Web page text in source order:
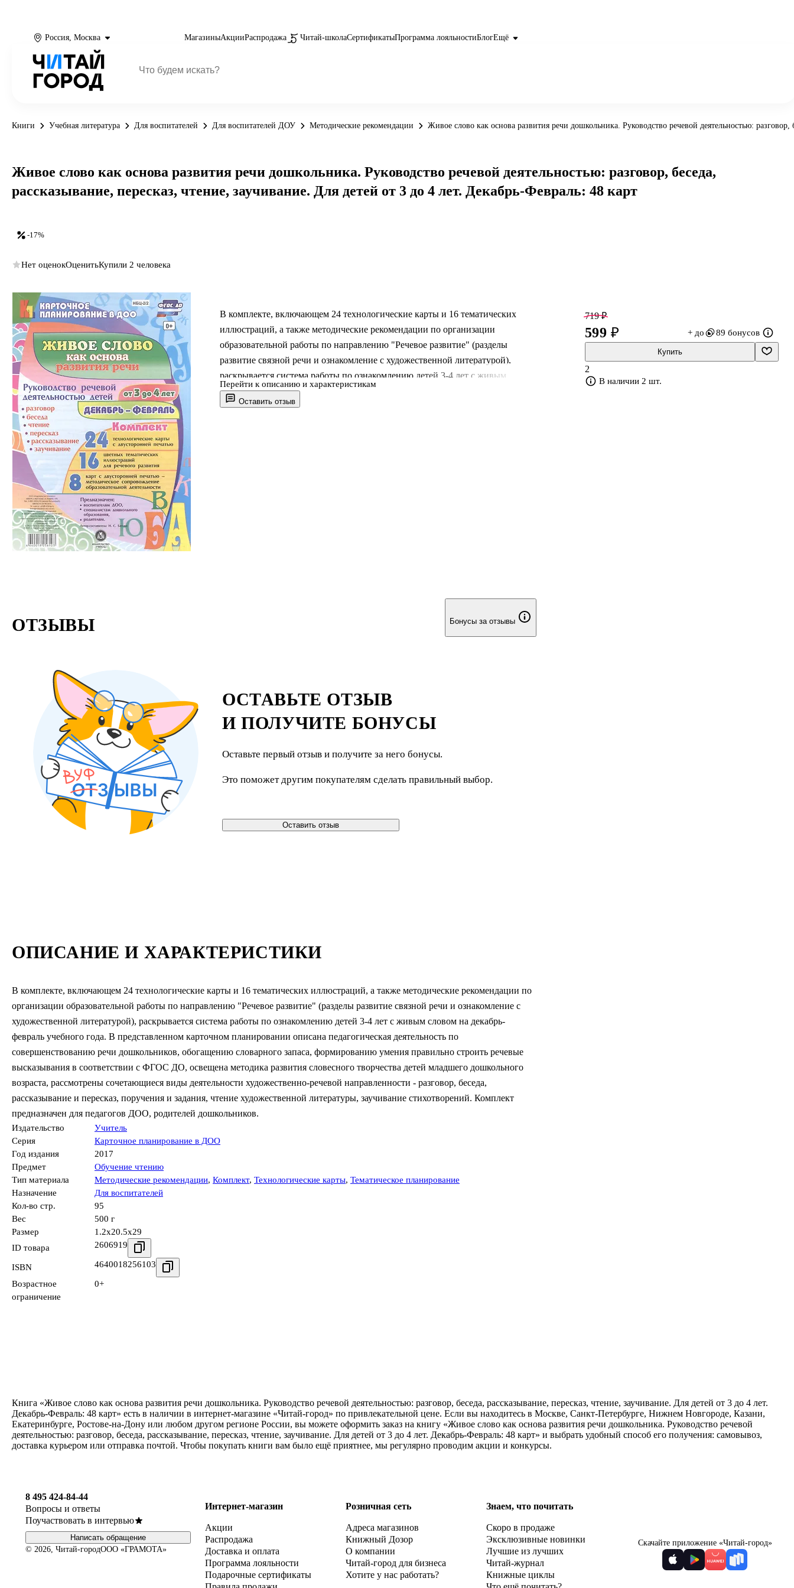
Россия, Москва МагазиныАкцииРаспродажа Читай-школаСертификатыПрограмма лояльностиБлогЕщё
Книги Учебная литература Для воспитателей Для воспитателей ДОУ Методические рекомендации Живое слово как основа развития речи дошкольника. Руководство речевой деятельностью:
Оставить отзыв
В комплекте, включающем 24 технологические карты и 16 тематических
иллюстраций, а также методические рекомендации по организации
образовательной работы по направлению "Речевое развитие" (разделы
развитие связной речи и ознакомление с художественной литературой),
раскрывается система работы по ознакомлению детей 3-4 лет с живым
словом на декабрь-февраль учебного года. В представленном карточном
планировании описана педагогическая деятельность по совершенствованию
Перейти к описанию и характеристикам
-17%
Живое слово как основа развития речи дошкольника. Руководство речевой деятельностью: разговор, беседа,
рассказывание, пересказ, чтение, заучивание. Для детей от 3 до 4 лет. Декабрь-Февраль: 48 карт
Нет оценокОценитьКупили 2 человека
719 ₽
599 ₽ + до 89 бонусов
Купить
2
В наличии 2 шт.
ОПИСАНИЕ И ХАРАКТЕРИСТИКИ
В комплекте, включающем 24 технологические карты и 16 тематических иллюстраций, а также методические рекомендации по
организации образовательной работы по направлению "Речевое развитие" (разделы развитие связной речи и ознакомление с
художественной литературой), раскрывается система работы по ознакомлению детей 3-4 лет с живым словом на декабрь-
февраль учебного года. В представленном карточном планировании описана педагогическая деятельность по
совершенствованию речи дошкольников, обогащению словарного запаса, формированию умения правильно строить речевые
высказывания в соответствии с ФГОС ДО, освещена методика развития словесного творчества детей младшего дошкольного
возраста, рассмотрены сочетающиеся виды деятельности художественно-речевой направленности - разговор, беседа,
рассказывание и пересказ, поручения и задания, чтение художественной литературы, заучивание стихотворений. Комплект
предназначен для педагогов ДОО, родителей дошкольников.
Издательство
Учитель
Серия
Карточное планирование в ДОО
Год издания
2017
Предмет
Обучение чтению
Тип материала
Методические рекомендации, Комплект, Технологические карты, Тематическое планирование
Назначение
Для воспитателей
Кол-во стр.
95
Вес
500 г
Размер
1.2x20.5x29
ID товара
2606919
ISBN 4640018256103
Возрастное
ограничение
0+
ОТЗЫВЫ Бонусы за отзывы
ОСТАВЬТЕ ОТЗЫВ
И ПОЛУЧИТЕ БОНУСЫ
Оставьте первый отзыв и получите за него бонусы.
Это поможет другим покупателям сделать правильный выбор.
Оставить отзыв
Книга «Живое слово как основа развития речи дошкольника. Руководство речевой деятельностью: разговор, беседа, рассказывание, пересказ, чтение, заучивание. Для детей от 3 до 4 лет.
Декабрь-Февраль: 48 карт» есть в наличии в интернет-магазине «Читай-город» по привлекательной цене. Если вы находитесь в Москве, Санкт-Петербурге, Нижнем Новгороде, Казани,
Екатеринбурге, Ростове-на-Дону или любом другом регионе России, вы можете оформить заказ на книгу «Живое слово как основа развития речи дошкольника. Руководство речевой
деятельностью: разговор, беседа, рассказывание, пересказ, чтение, заучивание. Для детей от 3 до 4 лет. Декабрь-Февраль: 48 карт» и выбрать удобный способ его получения: самовывоз,
доставка курьером или отправка почтой. Чтобы покупать книги вам было ещё приятнее, мы регулярно проводим акции и конкурсы.
8 495 424-84-44
Вопросы и ответы
Поучаствовать в интервью
Написать обращение
© 2026, Читай-городООО «ГРАМОТА»
Интернет-магазин
Акции
Распродажа
Доставка и оплата
Программа лояльности
Подарочные сертификаты
Розничная сеть
Адреса магазинов
Книжный Дозор
О компании
Читай-город для бизнеса
Хотите у нас работать?
Знаем, что почитать
Скоро в продаже
Эксклюзивные новинки
Лучшие из лучших
Читай-журнал
Книжные циклы
Скачайте приложение «Читай-город»